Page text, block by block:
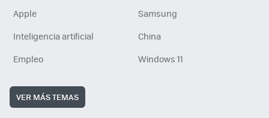
Apple
Samsung
Inteligencia artificial
China
Empleo
Windows 11
VER MÁS TEMAS